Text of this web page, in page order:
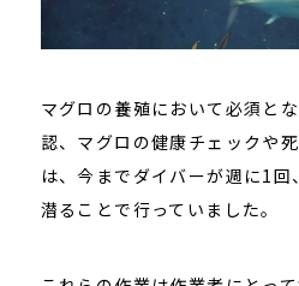
マグロの養殖において必須と
認、マグロの健康チェックや
は、今までダイバーが週に1
潜ることで行っていました。